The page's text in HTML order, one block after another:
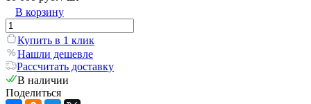
В корзину
Купить в 1 клик
Нашли дешевле
Рассчитать доставку
В наличии
Поделиться